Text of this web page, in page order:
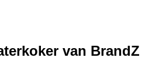
van BrandZ